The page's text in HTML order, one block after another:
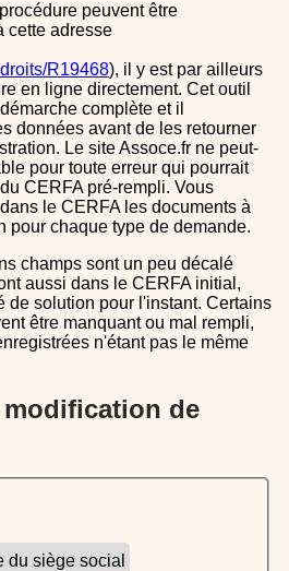
cette adresse
R19468), il y est par ailleurs
en ligne directement. Cet outil
complète et il
données avant de les retourner
Le site Assoce.fr ne peut-
pour toute erreur qui pourrait
CERFA pré-rempli. Vous
le CERFA les documents à
pour chaque type de demande.
aussi dans le CERFA initial,
de solution pour l'instant. Certains
être manquant ou mal rempli,
n'étant pas le même
du siège social